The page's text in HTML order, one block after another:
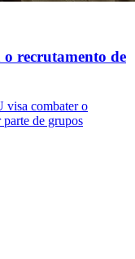
recrutamento de
visa combater o
parte de grupos